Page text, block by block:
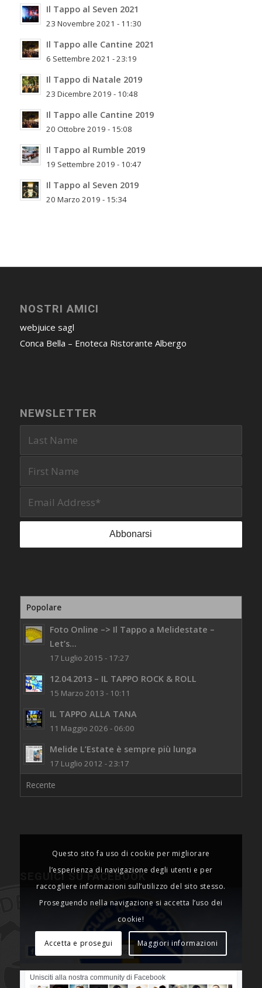
Il Tappo al Seven 2021
23 Novembre 2021 - 11:30
Il Tappo alle Cantine 2021
6 Settembre 2021 - 23:19
Il Tappo di Natale 2019
23 Dicembre 2019 - 10:48
Il Tappo alle Cantine 2019
20 Ottobre 2019 - 15:08
Il Tappo al Rumble 2019
19 Settembre 2019 - 10:47
Il Tappo al Seven 2019
20 Marzo 2019 - 15:34
NOSTRI AMICI
webjuice sagl
Conca Bella – Enoteca Ristorante Albergo
NEWSLETTER
Popolare
Foto Online –> Il Tappo a Melidestate –
Let’s...
17 Luglio 2015 - 17:27
12.04.2013 – IL TAPPO ROCK & ROLL
15 Marzo 2013 - 10:11
IL TAPPO ALLA TANA
11 Maggio 2026 - 06:00
Melide L’Estate è sempre più lunga
17 Luglio 2012 - 23:17
Recente
SEGUICI SU FACEBOOK
Apri la pagina Facebook ora
Unisciti alla nostra community di Facebook
Questo sito fa uso di cookie per migliorare
l’esperienza di navigazione degli utenti e per
raccogliere informazioni sull’utilizzo del sito stesso.
Proseguendo nella navigazione si accetta l’uso dei
cookie!
Accetta e prosegui Maggiori informazioni